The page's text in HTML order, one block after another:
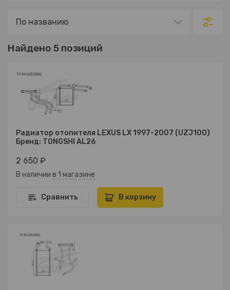
Найдено 5 позиций
Радиатор отопителя LEXUS LX 1997-2007 (UZJ100)
Бренд: TONGSHI AL26
2 650 ₽
В наличии в 1 магазине
Сравнить В корзину